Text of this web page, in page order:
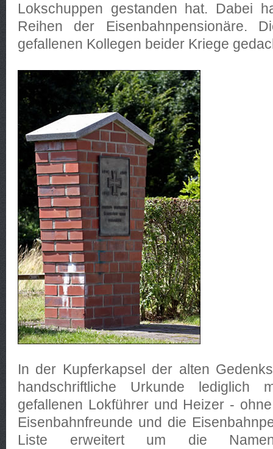
Lokschuppen gestanden hat. Dabei
Reihen der Eisenbahnpensionäre.
gefallenen Kollegen beider Kriege
In der Kupferkapsel der alten
handschriftliche Urkunde
gefallenen Lokführer und Heizer -
Eisenbahnfreunde und die
Liste erweitert um die